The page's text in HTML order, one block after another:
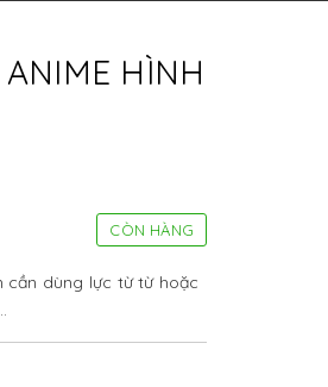
HÌNH
CÒN HÀNG
cần dùng lực từ từ hoặc